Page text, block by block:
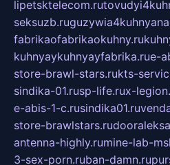
lipetsktelecom.ru
seksuzb.ru
fabrikaofabrikaokuhny.ru
kuhnyaykuhnyayfabrika.rue-
store-brawl-stars.rukts-
sindika-01.rusp-life.rux-
e-abis-1-c.rusindika01.ru
store-brawlstars.ru
antenna-highly.rumine-lab-
3-sex-porn.ruban-damn.ru